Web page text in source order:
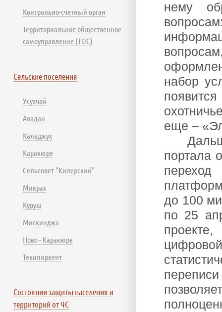
нему
набор
еще –
портала
до 100
по 25
Контрольно-счетный орган
Территориальное общественное
самоуправление (ТОС)
Сельские поселения
Усухчай
Авадан
Каладжух
Каракюре
Сельсовет "Килерский"
Микрах
Куруш
Мискинджа
Ново - Каракюре
Текипиркент
Состоянии защиты населения и
территорий от ЧС